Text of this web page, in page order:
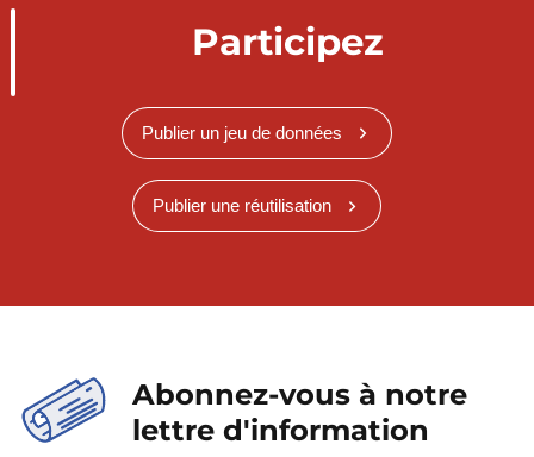
Participez
Publier un jeu de données
Publier une réutilisation
Abonnez-vous à notre
lettre d'information